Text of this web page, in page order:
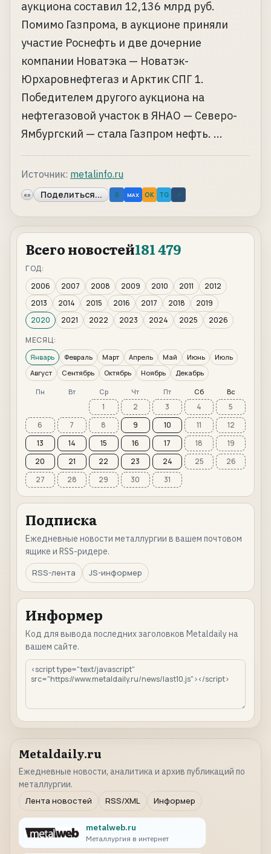
аукциона составил 12,136 млрд руб.
Помимо Газпрома, в аукционе приняли
участие Роснефть и две дочерние
компании Новатэка — Новатэк-
Юрхаровнефтегаз и Арктик СПГ 1.
Победителем другого аукциона на
нефтегазовой участок в ЯНАО — Северо-
Ямбургский — стала Газпром нефть. ...
Источник: metalinfo.ru
«» Поделиться... B MAX OK TG ↗
Всего новостей181 479
ГОД:
2006
2007 2008 2009 2010 2011
2012
2013
2014 2015 2016 2017 2018
2019
2020
2021 2022 2023 2024 2025
2026
МЕСЯЦ:
Январь Февраль Март Апрель Май Июнь
Июль
Август
Сентябрь Октябрь Ноябрь Декабрь
Пн Вт Ср Чт Пт Сб Вс
1 2 3 4
5
6
7 8 9 10 11
12
13
14 15 16 17 18
19
20
21 22 23 24 25
26
27
28 29 30 31
Подписка
Ежедневные новости металлургии в вашем почтовом
ящике и RSS-ридере.
RSS-лента
JS-информер
Информер
Код для вывода последних заголовков Metaldaily на
вашем сайте.
Metaldaily.ru
Ежедневные новости, аналитика и архив публикаций по
металлургии.
Лента новостей
RSS/XML Информер
metalweb.ru
Металлургия в интернет